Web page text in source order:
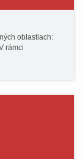
oblastiach:
rámci